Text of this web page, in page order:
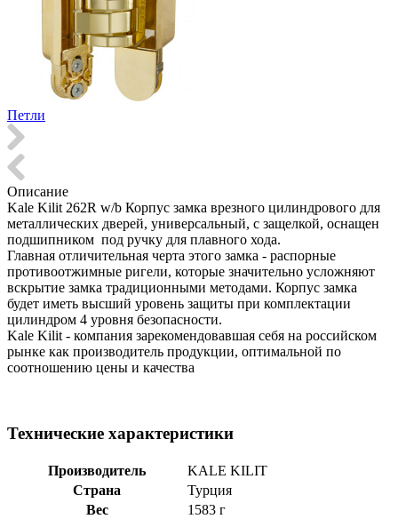
Петли
Описание
Kale Kilit 262R w/b Корпус замка врезного цилиндрового для
металлических дверей, универсальный, с защелкой, оснащен
подшипником под ручку для плавного хода.
Главная отличительная черта этого замка - распорные
противоотжимные ригели, которые значительно усложняют
вскрытие замка традиционными методами. Корпус замка
будет иметь высший уровень защиты при комплектации
цилиндром 4 уровня безопасности.
Kale Kilit - компания зарекомендовавшая себя на российском
рынке как производитель продукции, оптимальной по
соотношению цены и качества
Технические характеристики
Производитель
KALE KILIT
Страна
Турция
Вес
1583 г